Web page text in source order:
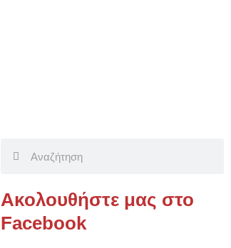
Ακολουθήστε μας στο
Facebook